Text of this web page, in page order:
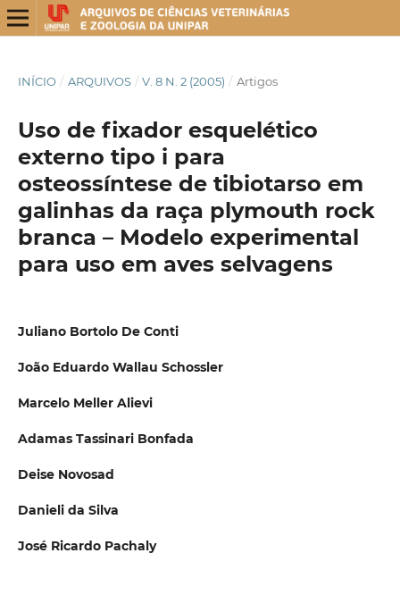
INÍCIO / ARQUIVOS / V. 8 N. 2 (2005) / Artigos
Uso de fixador esquelético
externo tipo i para
osteossíntese de tibiotarso em
galinhas da raça plymouth rock
branca – Modelo experimental
para uso em aves selvagens
Juliano Bortolo De Conti
João Eduardo Wallau Schossler
Marcelo Meller Alievi
Adamas Tassinari Bonfada
Deise Novosad
Danieli da Silva
José Ricardo Pachaly